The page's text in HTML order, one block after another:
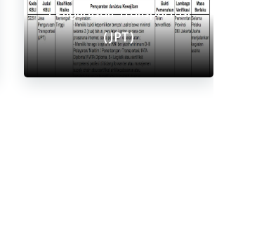
Pengurusan Transportasi
(JPT)